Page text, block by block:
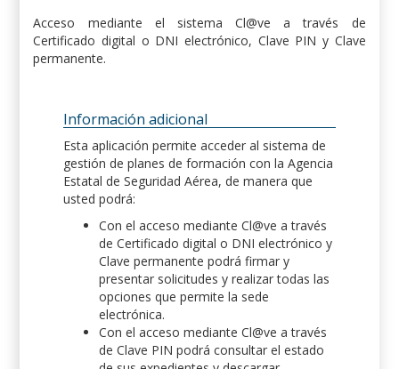
Acceso mediante el sistema Cl@ve a través de
Certificado digital o DNI electrónico, Clave PIN y Clave
permanente.
Información adicional
Esta aplicación permite acceder al sistema de
gestión de planes de formación con la Agencia
Estatal de Seguridad Aérea, de manera que
usted podrá:
Con el acceso mediante Cl@ve a través
de Certificado digital o DNI electrónico y
Clave permanente podrá firmar y
presentar solicitudes y realizar todas las
opciones que permite la sede
electrónica.
Con el acceso mediante Cl@ve a través
de Clave PIN podrá consultar el estado